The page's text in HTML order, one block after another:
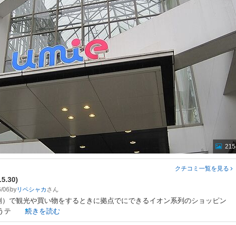
215
クチコミ一覧を見る
06 byリペシャカ
で観光や買い物をするときに拠点でにできるイオン系列のショッピン
テ
続きを読む